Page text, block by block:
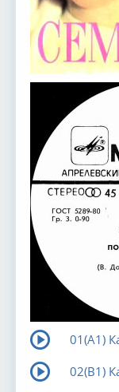
01(А1)
02(В1)